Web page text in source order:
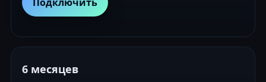
6 месяцев